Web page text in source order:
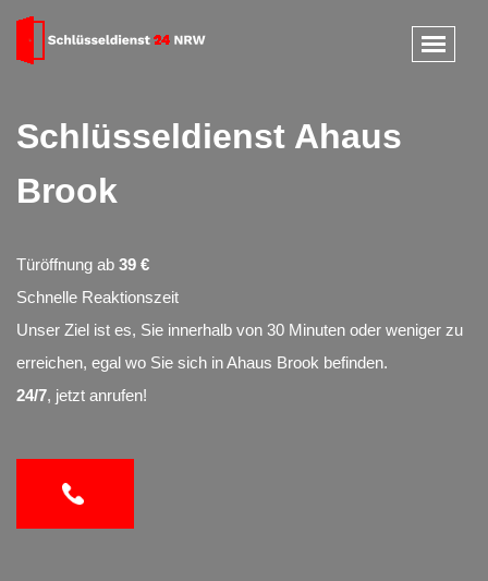
Schlüsseldienst Ahaus
Brook
Türöffnung ab 39 €
Schnelle Reaktionszeit
Unser Ziel ist es, Sie innerhalb von 30 Minuten oder weniger zu
erreichen, egal wo Sie sich in Ahaus Brook befinden.
24/7, jetzt anrufen!